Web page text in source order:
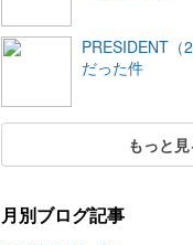
PRESIDENT（
だった件
もっと見
月別ブログ記事